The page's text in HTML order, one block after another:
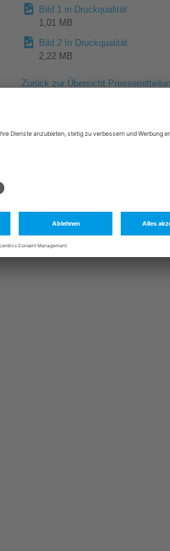
Bild 1 in Druckqualität
1,01 MB
Bild 2 In Druckqualität
2,22 MB
Zurück zur Übersicht